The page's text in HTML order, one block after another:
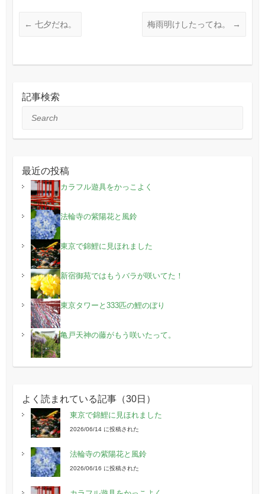
← 七夕だね。 梅雨明けしたってね。 →
記事検索
Search
最近の投稿
カラフル遊具をかっこよく
法輪寺の紫陽花と風鈴
東京で錦鯉に見ほれました
新宿御苑ではもうバラが咲いてた！
東京タワーと333匹の鯉のぼり
亀戸天神の藤がもう咲いたって。
よく読まれている記事（30日）
東京で錦鯉に見ほれました
2026/06/14 に投稿された
法輪寺の紫陽花と風鈴
2026/06/16 に投稿された